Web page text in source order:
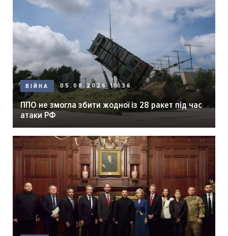
ВІЙНА 05.08.2026 10:36
ППО не змогла збити жодної із 28 ракет під час
атаки РФ